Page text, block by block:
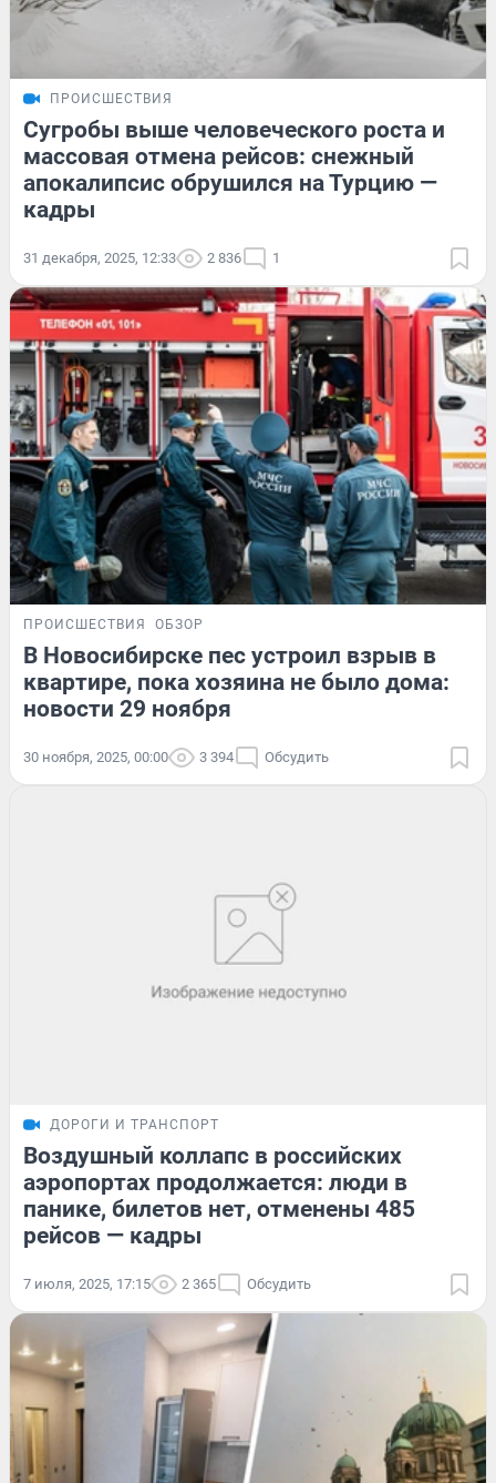
ПРОИСШЕСТВИЯ
Сугробы выше человеческого роста и
массовая отмена рейсов: снежный
апокалипсис обрушился на Турцию —
кадры
31 декабря, 2025, 12:33 2 836 1
ПРОИСШЕСТВИЯ ОБЗОР
В Новосибирске пес устроил взрыв в
квартире, пока хозяина не было дома:
новости 29 ноября
30 ноября, 2025, 00:00 3 394 Обсудить
ДОРОГИ И ТРАНСПОРТ
Воздушный коллапс в российских
аэропортах продолжается: люди в
панике, билетов нет, отменены 485
рейсов — кадры
7 июля, 2025, 17:15 2 365 Обсудить